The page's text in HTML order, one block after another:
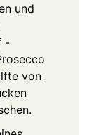
und
-
von